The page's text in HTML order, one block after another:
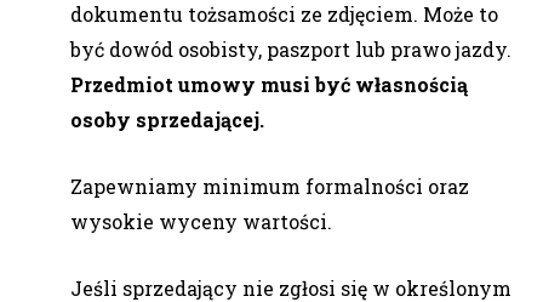
dokumentu tożsamości ze zdjęciem. Może to
być dowód osobisty, paszport lub prawo jazdy.
Przedmiot umowy musi być własnością
osoby sprzedającej.
Zapewniamy minimum formalności oraz
wysokie wyceny wartości.
Jeśli sprzedający nie zgłosi się w określonym